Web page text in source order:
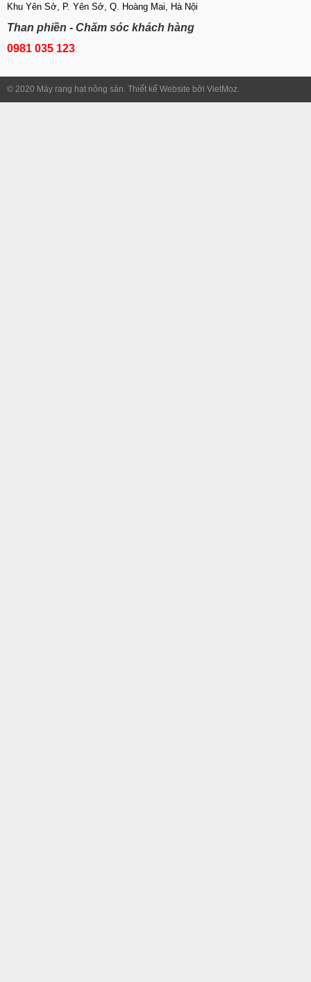
Khu Yên Sở, P. Yên Sở, Q. Hoàng Mai, Hà Nội
Than phiền - Chăm sóc khách hàng
0981 035 123
© 2020 Máy rang hạt nông sản. Thiết kế Website bởi VietMoz.